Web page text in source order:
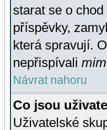
starat se o
příspěvky,
která spravují.
nepřispívali
Návrat nahoru
Co jsou
Uživatelské